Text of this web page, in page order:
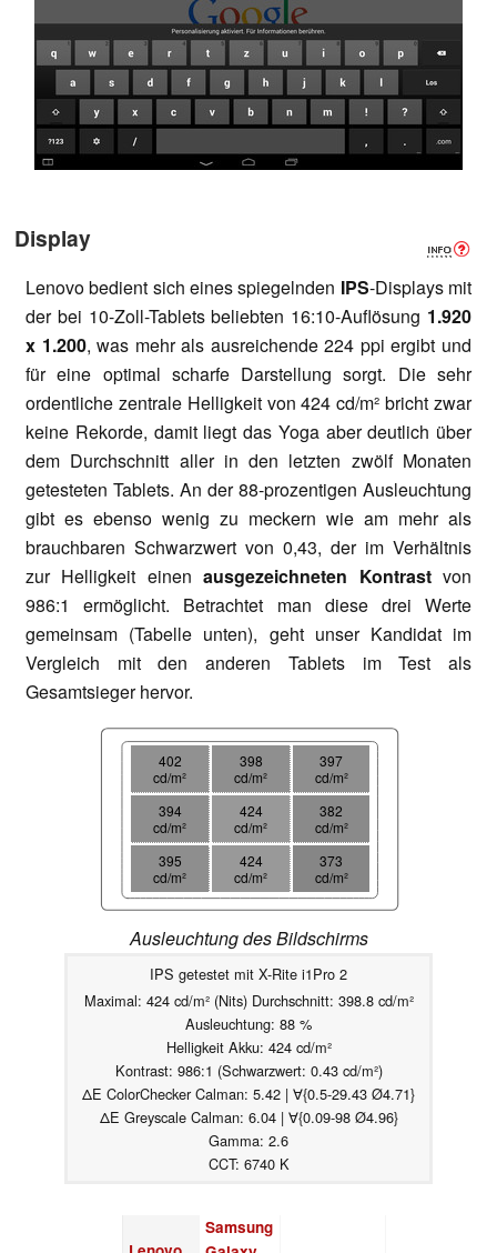
Display
Lenovo bedient sich eines spiegelnden IPS-Displays mit
der bei 10-Zoll-Tablets beliebten 16:10-Auflösung 1.920
x 1.200, was mehr als ausreichende 224 ppi ergibt und
für eine optimal scharfe Darstellung sorgt. Die sehr
ordentliche zentrale Helligkeit von 424 cd/m² bricht zwar
keine Rekorde, damit liegt das Yoga aber deutlich über
dem Durchschnitt aller in den letzten zwölf Monaten
getesteten Tablets. An der 88-prozentigen Ausleuchtung
gibt es ebenso wenig zu meckern wie am mehr als
brauchbaren Schwarzwert von 0,43, der im Verhältnis
zur Helligkeit einenausgezeichneten Kontrastvon
986:1 ermöglicht. Betrachtet man diese drei Werte
gemeinsam (Tabelle unten), geht unser Kandidat im
Vergleich mit den anderen Tablets im Test als
Gesamtsieger hervor.
402
cd/m²
398
cd/m²
397
cd/m²
394
cd/m²
424
cd/m²
382
cd/m²
395
cd/m²
424
cd/m²
373
cd/m²
Ausleuchtung des Bildschirms
IPS getestet mit X-Rite i1Pro 2
Maximal: 424 cd/m² (Nits) Durchschnitt: 398.8 cd/m²
Ausleuchtung: 88 %
Helligkeit Akku: 424 cd/m²
Kontrast: 986:1 (Schwarzwert: 0.43 cd/m²)
ΔE ColorChecker Calman: 5.42 | ∀{0.5-29.43 Ø4.71}
ΔE Greyscale Calman: 6.04 | ∀{0.09-98 Ø4.96}
Gamma: 2.6
CCT: 6740 K
Samsung